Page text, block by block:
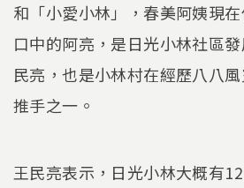
和「小愛小林」，春美阿姨現
口中的阿亮，是日光小林社區
民亮，也是小林村在經歷八八
推手之一。
王民亮表示，日光小林大概有